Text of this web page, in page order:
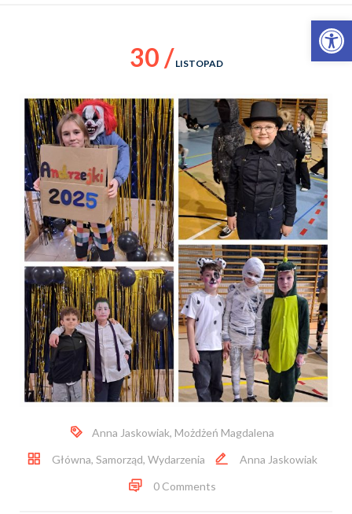
Otwórz pasek narzędzi
30 / LISTOPAD
Anna Jaskowiak, Możdżeń Magdalena
Główna, Samorząd, Wydarzenia
Anna Jaskowiak
0 Comments